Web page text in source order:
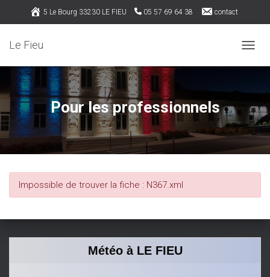
5 Le Bourg 33230 LE FIEU 05 57 69 64 38 contact
Le Fieu
Pour les professionnels
Impossible de trouver la fiche : N367.xml
Météo à LE FIEU